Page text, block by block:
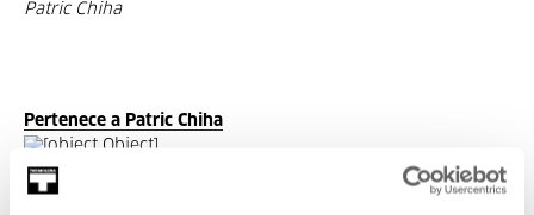
Patric Chiha
Pertenece a Patric Chiha